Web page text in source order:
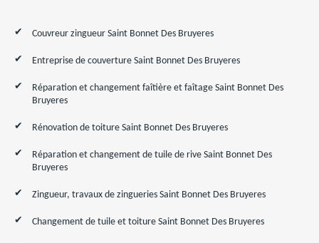
Couvreur zingueur Saint Bonnet Des Bruyeres
Entreprise de couverture Saint Bonnet Des Bruyeres
Réparation et changement faîtière et faîtage Saint Bonnet Des
Bruyeres
Rénovation de toiture Saint Bonnet Des Bruyeres
Réparation et changement de tuile de rive Saint Bonnet Des
Bruyeres
Zingueur, travaux de zingueries Saint Bonnet Des Bruyeres
Changement de tuile et toiture Saint Bonnet Des Bruyeres